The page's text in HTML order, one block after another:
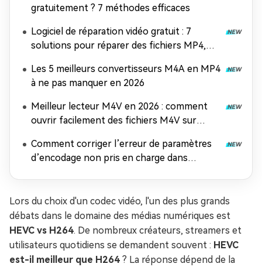
gratuitement ? 7 méthodes efficaces
Logiciel de réparation vidéo gratuit : 7
solutions pour réparer des fichiers MP4,
Les 5 meilleurs convertisseurs M4A en MP4
à ne pas manquer en 2026
Meilleur lecteur M4V en 2026 : comment
ouvrir facilement des fichiers M4V sur
Comment corriger l’erreur de paramètres
d’encodage non pris en charge dans
Lors du choix d'un codec vidéo, l'un des plus grands
débats dans le domaine des médias numériques est
HEVC vs H264. De nombreux créateurs, streamers et
utilisateurs quotidiens se demandent souvent : HEVC
est-il meilleur que H264 ? La réponse dépend de la